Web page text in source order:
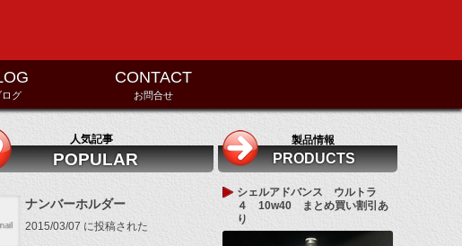
ログ
CONTACT
お問合せ
製品情報
PRODUCTS
シェルアドバンス ウルトラ
４ 10w40 まとめ買い割引あ
り
人気記事
POPULAR
ナンバーホルダー
2015/03/07 に投稿された